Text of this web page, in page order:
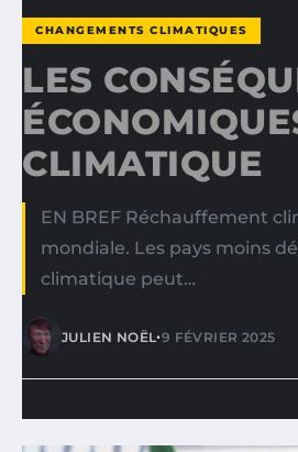
CHANGEMENTS CLIMATIQUES
LES
CLIMATIQUE
EN BREF Réchauffement
mondiale. Les pays moins
climatique peut…
JULIEN NOËL•9 FÉVRIER 2025